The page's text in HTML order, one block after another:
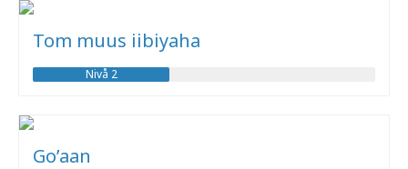
Tom muus iibiyaha
Nivå 2
Go’aan